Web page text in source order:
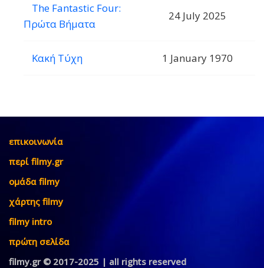
The Fantastic Four:
Πρώτα Βήματα
24 July 2025
Κακή Τύχη 1 January 1970
επικοινωνία
περί filmy.gr
ομάδα filmy
χάρτης filmy
filmy intro
πρώτη σελίδα
filmy.gr © 2017-2025 | all rights reserved